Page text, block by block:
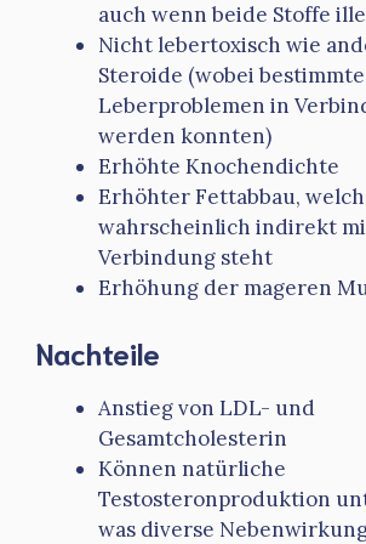
auch wenn beide Stoffe
Nicht lebertoxisch wie
Steroide (wobei bestimmte
Leberproblemen in
werden konnten)
Erhöhte Knochendichte
Erhöhter Fettabbau,
wahrscheinlich indirekt
Verbindung steht
Erhöhung der mageren
Nachteile
Anstieg von LDL- und
Gesamtcholesterin
Können natürliche
Testosteronproduktion
was diverse